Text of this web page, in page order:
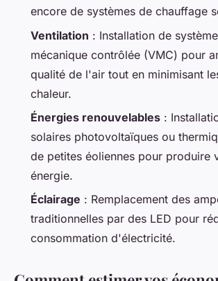
encore de systèmes de chauffage
Ventilation : Installation de
mécanique contrôlée (VMC) pour
qualité de l'air tout en minimisant
chaleur.
Énergies renouvelables :
solaires photovoltaïques ou
de petites éoliennes pour produire
énergie.
Éclairage : Remplacement des
traditionnelles par des LED pour
consommation d'électricité.